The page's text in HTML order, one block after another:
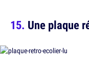
Une plaque